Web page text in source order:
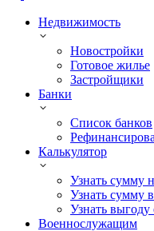
Недвижимость
Новостройки
Готовое жилье
Застройщики
Банки
Список банков
Калькулятор
Узнать сумму
Узнать сумму
Узнать
Военнослужащим